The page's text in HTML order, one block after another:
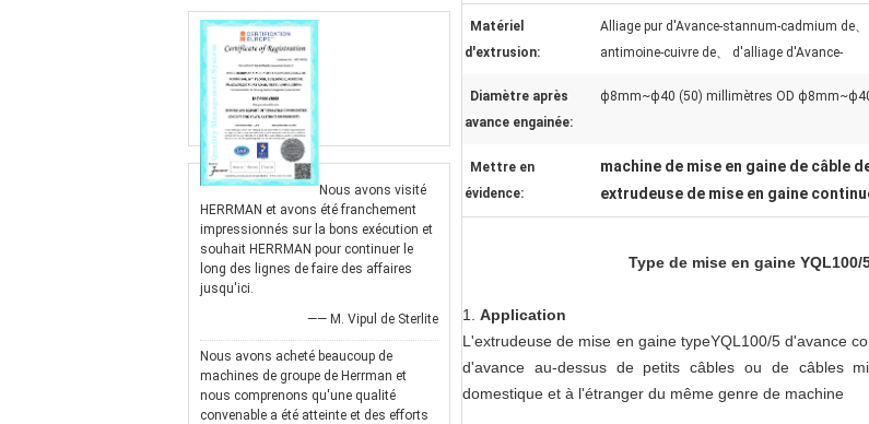
Nous avons visité
HERRMAN et avons été franchement
impressionnés sur la bons exécution et
souhait HERRMAN pour continuer le
long des lignes de faire des affaires
jusqu'ici.
—— M. Vipul de Sterlite
Nous avons acheté beaucoup de
machines de groupe de Herrman et
nous comprenons qu'une qualité
convenable a été atteinte et des efforts
Matériel
d'extrusion:
Alliage pur d'Avance-stannum-cadmium de
antimoine-cuivre de、 d'alliage d'Avance-
Diamètre après
avance engainée:
ф8mm~ф40 (50) millimètres OD
Mettre en
évidence:
machine de mise en gaine de câble
extrudeuse de mise en gaine
Type de mise en gaine
1. Application
L'extrudeuse de mise en gaine typeYQL100/5 d'avance
d'avance au-dessus de petits câbles ou de câbles
domestique et à l'étranger du même genre de machine